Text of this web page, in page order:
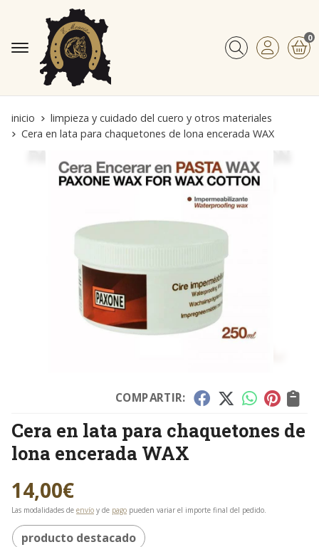
Buscar
0
inicio
limpieza y cuidado del cuero y otros materiales
Cera en lata para chaquetones de lona encerada WAX
COMPARTIR:
Cera en lata para chaquetones de
lona encerada WAX
14,00€
Las modalidades de envío y de pago pueden variar el importe final del pedido.
producto destacado